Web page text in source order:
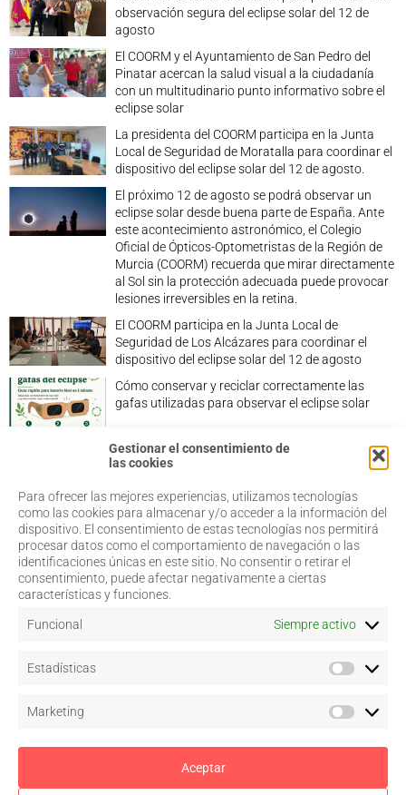
Gestionar el consentimiento de
las cookies
Para ofrecer las mejores experiencias, utilizamos tecnologías
como las cookies para almacenar y/o acceder a la información del
dispositivo. El consentimiento de estas tecnologías nos permitirá
procesar datos como el comportamiento de navegación o las
identificaciones únicas en este sitio. No consentir o retirar el
consentimiento, puede afectar negativamente a ciertas
características y funciones.
Funcional Siempre activo
Estadísticas
Marketing
Aceptar
observación segura del eclipse solar del 12 de
agosto
El COORM y el Ayuntamiento de San Pedro del
Pinatar acercan la salud visual a la ciudadanía
con un multitudinario punto informativo sobre el
eclipse solar
La presidenta del COORM participa en la Junta
Local de Seguridad de Moratalla para coordinar el
dispositivo del eclipse solar del 12 de agosto.
El próximo 12 de agosto se podrá observar un
eclipse solar desde buena parte de España. Ante
este acontecimiento astronómico, el Colegio
Oficial de Ópticos-Optometristas de la Región de
Murcia (COORM) recuerda que mirar directamente
al Sol sin la protección adecuada puede provocar
lesiones irreversibles en la retina.
El COORM participa en la Junta Local de
Seguridad de Los Alcázares para coordinar el
dispositivo del eclipse solar del 12 de agosto
Cómo conservar y reciclar correctamente las
gafas utilizadas para observar el eclipse solar
968 20 87 67
admin@coorm.org
Miguel Vivancos, 4
30007 Murcia
Salud Visual
Profesionales
Quiénes somos
Actualidad
Contacto
Acceso a colegiados